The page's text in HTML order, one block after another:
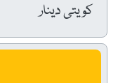
کویتی دینار